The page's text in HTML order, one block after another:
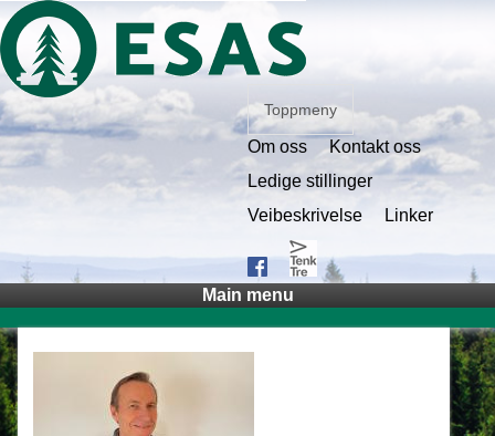
Toppmeny
Om oss
Kontakt oss
Ledige stillinger
Veibeskrivelse
Linker
Main menu